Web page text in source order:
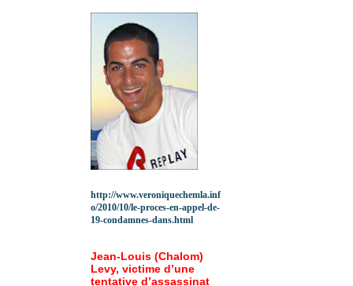
http://www.veroniquechemla.inf
o/2010/10/le-proces-en-appel-de-
19-condamnes-dans.html
Jean-Louis (Chalom)
Levy, victime d’une
tentative d’assassinat